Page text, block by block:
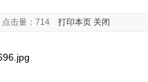
点击量： 714 打印本页 关闭